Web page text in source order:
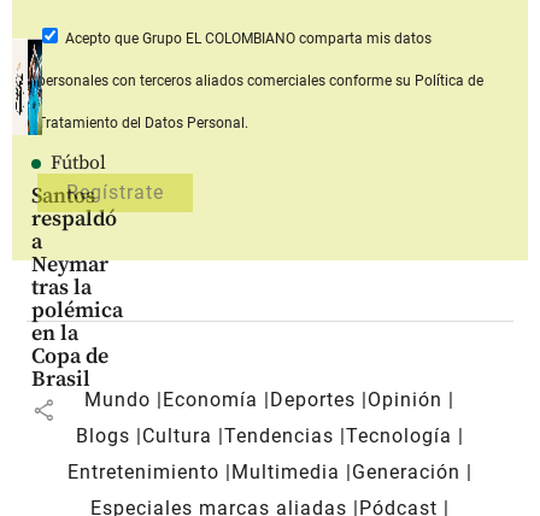
Fútbol
Santos
respaldó
a
Neymar
tras la
polémica
en la
Copa de
Brasil
share
Acepto que Grupo EL COLOMBIANOcomparta mis datos
personales con terceros aliados comerciales conforme su Política de
Tratamiento del Datos Personal.
Mundo Economía Deportes
Opinión
Blogs
Cultura Tendencias Tecnología
Entretenimiento
Multimedia
Generación
Especiales marcas aliadas
Pódcast